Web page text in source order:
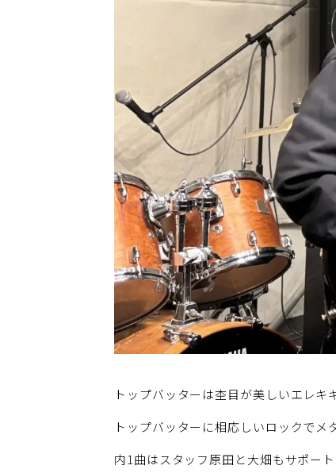
トップバッターは杢目が美しいエレ
トップバッターに相応しいロックでメ
内1曲はスタッフ原田と大畑もサポー